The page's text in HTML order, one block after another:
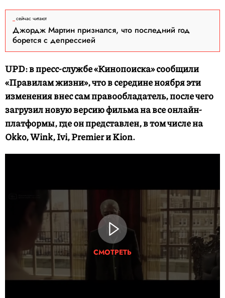
сейчас читают
Джордж Мартин признался, что последний год
борется с депрессией
UPD: в пресс-службе «Кинопоиска» сообщили
«Правилам жизни», что в середине ноября эти
изменения внес сам правообладатель, после чего
загрузил новую версию фильма на все онлайн-
платформы, где он представлен, в том числе на
Okko, Wink, Ivi, Premier и Kion.
СМОТРЕТЬ